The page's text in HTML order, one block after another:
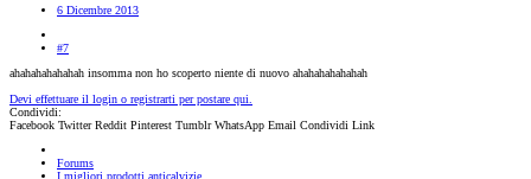
6 Dicembre 2013
#7
ahahahahahahah insomma non ho scoperto niente di nuovo ahahahahahahah
Devi effettuare il login o registrarti per postare qui.
Condividi:
Facebook Twitter Reddit Pinterest Tumblr WhatsApp Email Condividi Link
Forums
I migliori prodotti anticalvizie